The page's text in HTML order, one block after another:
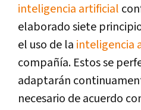
inteligencia artificial
elaborado siete
el uso de la inteligencia
compañía. Estos se
adaptarán
necesario de acuerdo